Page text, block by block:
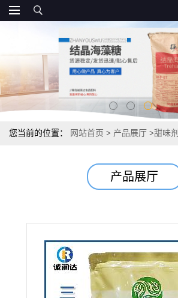
您当前的位置： 网站首页 > 产品展厅 >甜味剂
产品展厅